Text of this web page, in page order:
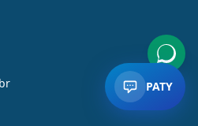
PATY
de acessibilidade. Abre